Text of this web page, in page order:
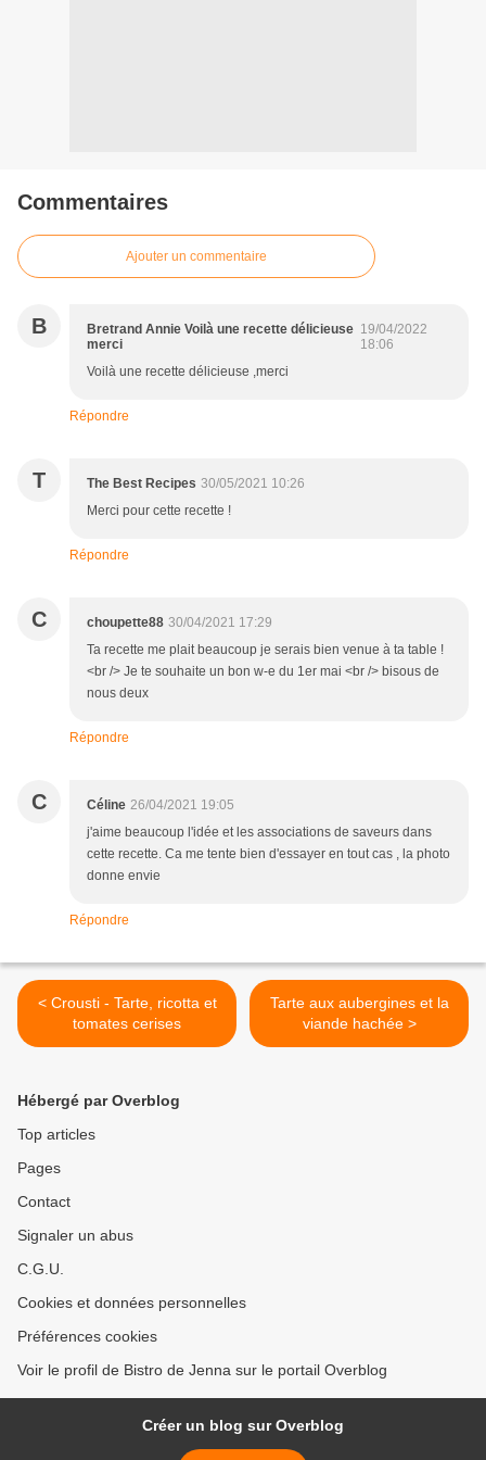
Commentaires
Ajouter un commentaire
B
Bretrand Annie Voilà une recette délicieuse
merci
19/04/2022
18:06
Voilà une recette délicieuse ,merci
Répondre
T The Best Recipes 30/05/2021 10:26
Merci pour cette recette !
Répondre
C choupette88 30/04/2021 17:29
Ta recette me plait beaucoup je serais bien venue à ta table !
<br /> Je te souhaite un bon w-e du 1er mai <br /> bisous de
nous deux
Répondre
C Céline 26/04/2021 19:05
j'aime beaucoup l'idée et les associations de saveurs dans
cette recette. Ca me tente bien d'essayer en tout cas , la photo
donne envie
Répondre
< Crousti - Tarte, ricotta et
tomates cerises
Tarte aux aubergines et la
viande hachée >
Hébergé par Overblog
Top articles
Pages
Contact
Signaler un abus
C.G.U.
Cookies et données personnelles
Préférences cookies
Voir le profil de Bistro de Jenna sur le portail Overblog
Créer un blog sur Overblog